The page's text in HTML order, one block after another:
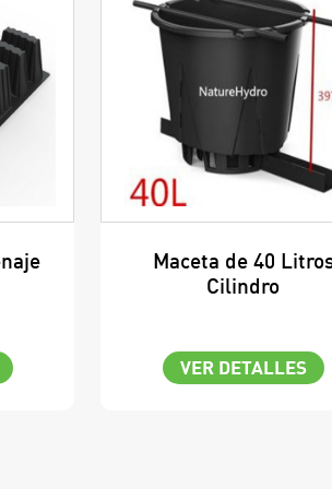
Maceta de 40
Cilindro
VER DETALLES